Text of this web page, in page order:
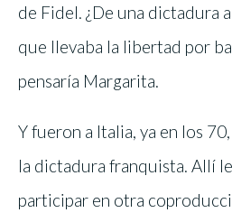
de Fidel. ¿De una dictadura
que llevaba la libertad por
pensaría Margarita.
Y fueron a Italia, ya en los
la dictadura franquista. Allí
participar en otra